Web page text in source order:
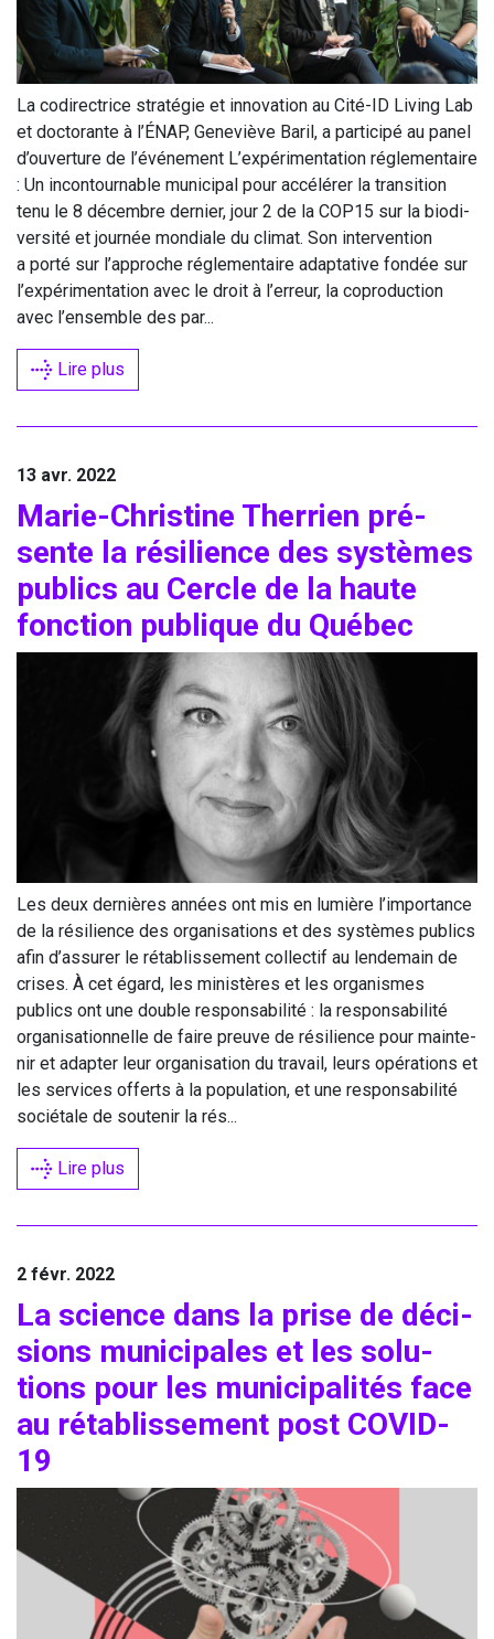
La codi­rec­trice stra­té­gie et inno­va­tion au Cité-ID Living Lab
et doc­to­rante à l’ÉNAP, Gene­viève Baril, a par­ti­ci­pé au panel
d’ouverture de l’événement L’expérimentation régle­men­taire
: Un incon­tour­nable muni­ci­pal pour accé­lé­rer la tran­si­tion
tenu le 8 décembre der­nier, jour 2 de la COP15 sur la bio­di­
ver­si­té et jour­née mon­diale du cli­mat. Son inter­ven­tion
a por­té sur l’approche régle­men­taire adap­ta­tive fon­dée sur
l’expérimentation avec le droit à l’erreur, la copro­duc­tion
avec l’ensemble des par...
Lire plus
13 avr. 2022
Marie-Chris­tine Ther­rien pré­
sente la rési­lience des sys­tèmes
publics au Cercle de la haute
fonc­tion publique du Québec
Les deux der­nières années ont mis en lumière l’importance
de la rési­lience des orga­ni­sa­tions et des sys­tèmes publics
afin d’assurer le réta­blis­se­ment col­lec­tif au len­de­main de
crises. À cet égard, les minis­tères et les orga­nismes
publics ont une double res­pon­sa­bi­li­té : la res­pon­sa­bi­li­té
orga­ni­sa­tion­nelle de faire preuve de rési­lience pour main­te­
nir et adap­ter leur orga­ni­sa­tion du tra­vail, leurs opé­ra­tions et
les ser­vices offerts à la popu­la­tion, et une res­pon­sa­bi­li­té
socié­tale de sou­te­nir la rés...
Lire plus
2 févr. 2022
La science dans la prise de déci­
sions muni­ci­pales et les solu­
tions pour les muni­ci­pa­li­tés face
au réta­blis­se­ment post COVID-
19